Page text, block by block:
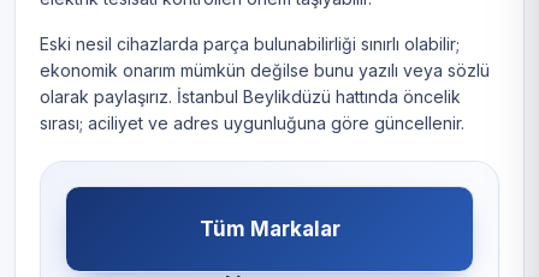
Eski nesil cihazlarda parça bulunabilirliği sınırlı olabilir;
ekonomik onarım mümkün değilse bunu yazılı veya sözlü
olarak paylaşırız. İstanbul Beylikdüzü hattında öncelik
sırası; aciliyet ve adres uygunluğuna göre güncellenir.
Tüm Markalar